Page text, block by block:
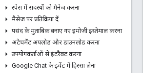
स्पेस में सदस्यों को मैनेज करना
मैसेज पर प्रतिक्रिया दें
पसंद के मुताबिक बनाए गए इमोजी इस्तेमाल करना
अटैचमेंट अपलोड और डाउनलोड करना
उपयोगकर्ताओं से इंटरैक्ट करना
Google Chat के इवेंट में हिस्सा लेना